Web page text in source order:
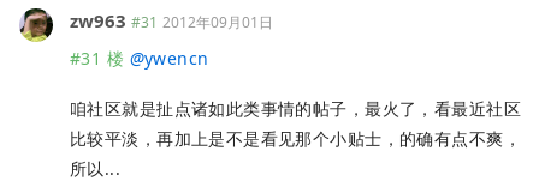
zw963 #31 2012年09月01日
#31 楼 @ywencn
咱社区就是扯点诸如此类事情的帖子，最火了，看最近社区
比较平淡，再加上是不是看见那个小贴士，的确有点不爽，
所以...